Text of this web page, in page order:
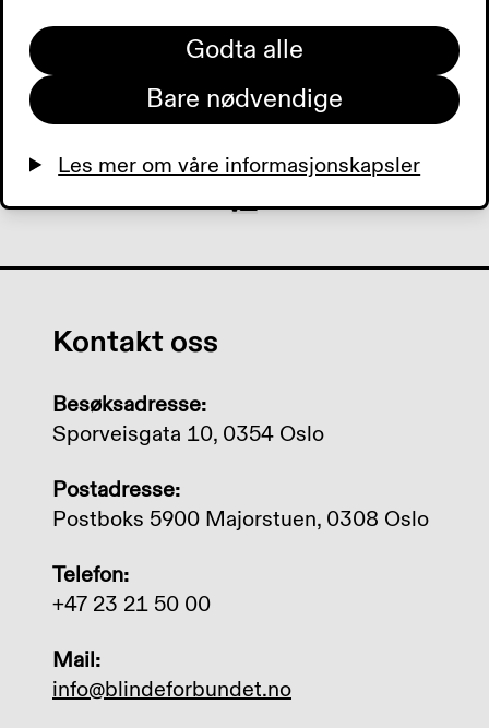
Kontakt oss
Besøksadresse:
Sporveisgata 10, 0354 Oslo
Postadresse:
Postboks 5900 Majorstuen, 0308 Oslo
Telefon:
+47 23 21 50 00
Mail:
info@blindeforbundet.no
Godta alle
Bare nødvendige
Les mer om våre informasjonskapsler